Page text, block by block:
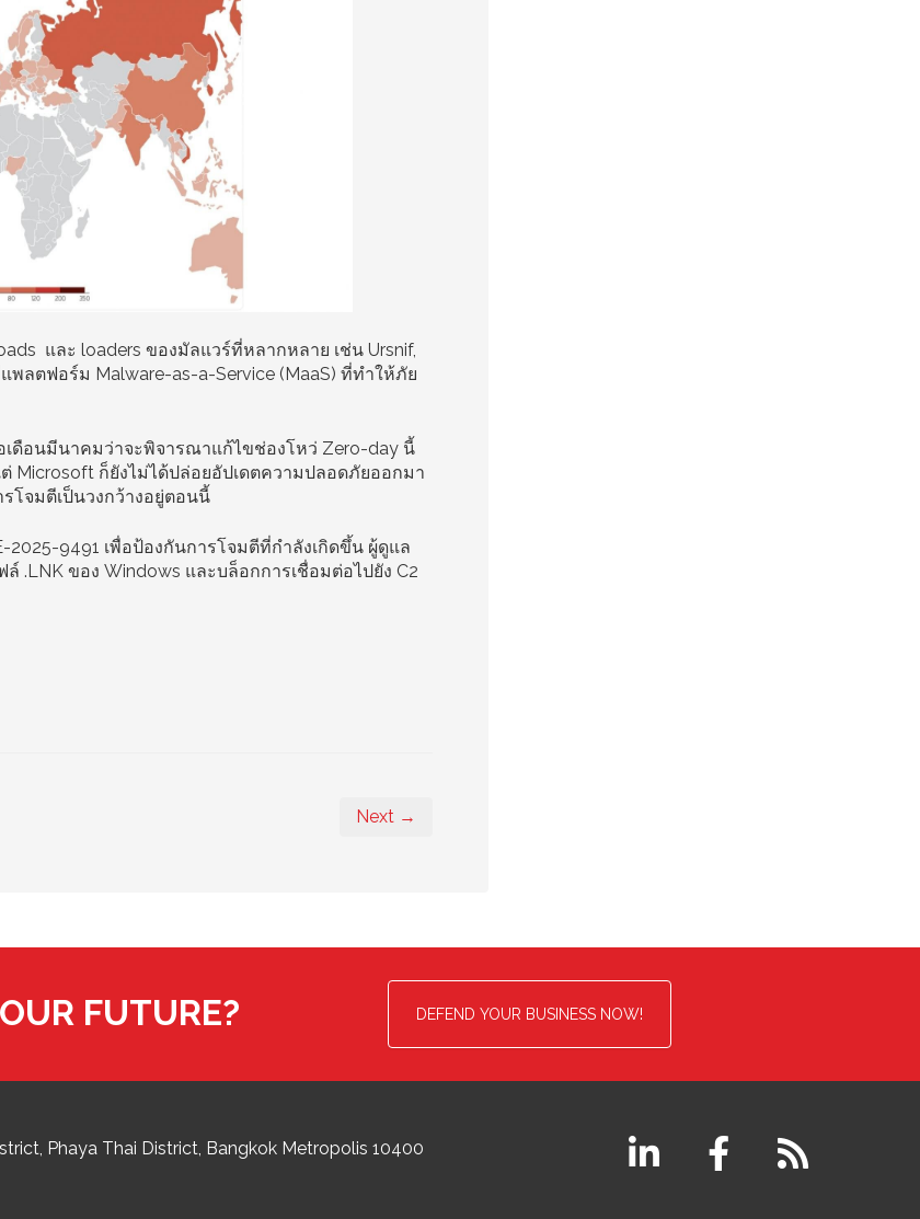
และ loaders ของมัลแวร์ที่หลากหลาย เช่น Ursnif,
พลตฟอร์ม Malware-as-a-Service (MaaS) ที่ทำให้ภัย
เดือนมีนาคมว่าจะพิจารณาแก้ไขช่องโหว่ Zero-day นี้
Microsoft ก็ยังไม่ได้ปล่อยอัปเดตความปลอดภัยออกมา
โจมตีเป็นวงกว้างอยู่ตอนนี้
2025-9491 เพื่อป้องกันการโจมตีที่กำลังเกิดขึ้น ผู้ดูแล
.LNK ของ Windows และบล็อกการเชื่อมต่อไปยัง C2
Next →
FUTURE? DEFEND YOUR BUSINESS NOW!
Phaya Thai District, Bangkok Metropolis 10400